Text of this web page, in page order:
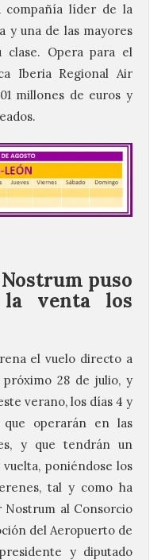
compañía líder de la
y una de las mayores
clase. Opera para el
Iberia Regional Air
millones de euros y
puso
venta los
el vuelo directo a
28 de julio, y
verano, los días 4 y
que operarán en las
y que tendrán un
vuelta, poniéndose los
tal y como ha
al Consorcio
del Aeropuerto de
y diputado